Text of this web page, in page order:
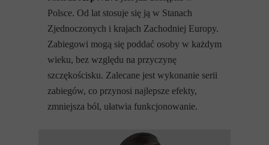
Polsce. Od lat stosuje się ją w Stanach
Zjednoczonych i krajach Zachodniej Europy.
Zabiegowi mogą się poddać osoby w każdym
wieku, bez względu na przyczynę
szczękościsku. Zalecane jest wykonanie serii
zabiegów, co przynosi najlepsze efekty,
zmniejsza ból, ułatwia funkcjonowanie.